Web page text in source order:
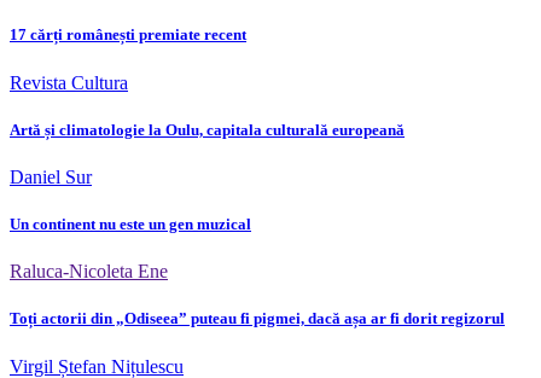
17 cărți românești premiate recent
Revista Cultura
Artă și climatologie la Oulu, capitala culturală europeană
Daniel Sur
Un continent nu este un gen muzical
Raluca-Nicoleta Ene
Toți actorii din „Odiseea” puteau fi pigmei, dacă așa ar fi dorit regizorul
Virgil Ștefan Nițulescu